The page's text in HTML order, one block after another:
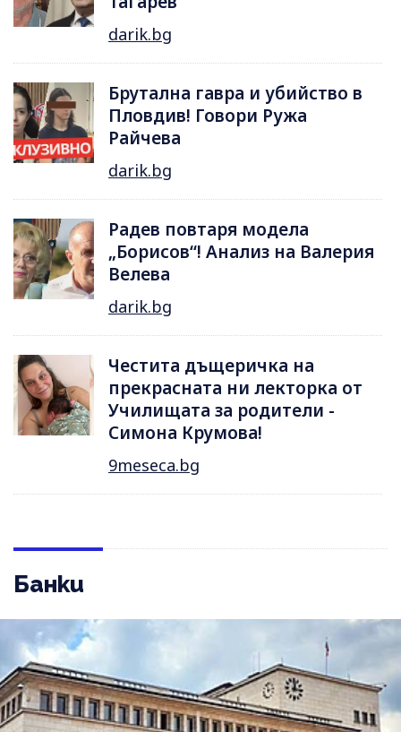
darik.bg
Брутална гавра и убийство в
Пловдив! Говори Ружа
Райчева
darik.bg
Радев повтаря модела
„Борисов“! Анализ на Валерия
Велева
darik.bg
Честита дъщеричка на
прекрасната ни лекторка от
Училищата за родители -
Симона Крумова!
9meseca.bg
Банки